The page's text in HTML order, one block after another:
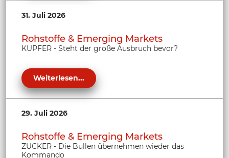
31. Juli 2026
Rohstoffe & Emerging Markets
KUPFER - Steht der große Ausbruch bevor?
Weiterlesen...
29. Juli 2026
Rohstoffe & Emerging Markets
ZUCKER - Die Bullen übernehmen wieder das
Kommando